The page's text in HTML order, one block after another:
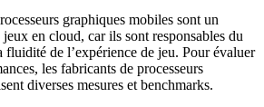
graphiques mobiles sont un
en cloud, car ils sont responsables du
fluidité de l’expérience de jeu. Pour évaluer
les fabricants de processeurs
diverses mesures et benchmarks.